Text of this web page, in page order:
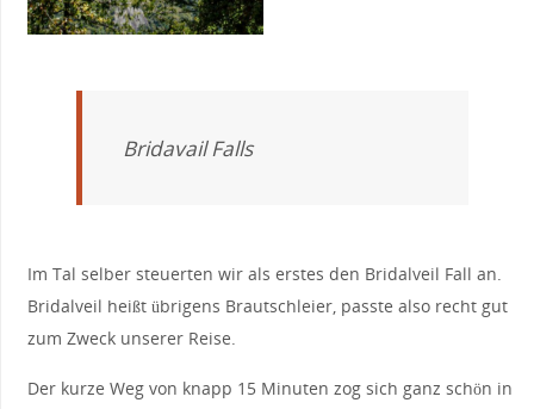
Bridavail Falls
Im Tal selber steuerten wir als erstes den Bridalveil Fall an.
Bridalveil heißt übrigens Brautschleier, passte also recht gut
zum Zweck unserer Reise.
Der kurze Weg von knapp 15 Minuten zog sich ganz schön in